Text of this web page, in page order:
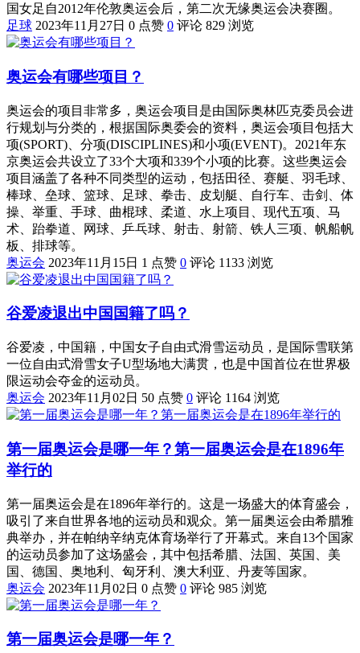
国女足自2012年伦敦奥运会后，第二次无缘奥运会决赛圈。
足球 2023年11月27日 0 点赞 0 评论 829 浏览
奥运会有哪些项目？
奥运会的项目非常多，奥运会项目是由国际奥林匹克委员会进
行规划与分类的，根据国际奥委会的资料，奥运会项目包括大
项(SPORT)、分项(DISCIPLINES)和小项(EVENT)。2021年东
京奥运会共设立了33个大项和339个小项的比赛。这些奥运会
项目涵盖了各种不同类型的运动，包括田径、赛艇、羽毛球、
棒球、垒球、篮球、足球、拳击、皮划艇、自行车、击剑、体
操、举重、手球、曲棍球、柔道、水上项目、现代五项、马
术、跆拳道、网球、乒乓球、射击、射箭、铁人三项、帆船帆
板、排球等。
奥运会 2023年11月15日 1 点赞 0 评论 1133 浏览
谷爱凌退出中国国籍了吗？
谷爱凌，中国籍，中国女子自由式滑雪运动员，是国际雪联第
一位自由式滑雪女子U型场地大满贯，也是中国首位在世界极
限运动会夺金的运动员。
奥运会 2023年11月02日 50 点赞 0 评论 1164 浏览
第一届奥运会是哪一年？第一届奥运会是在1896年
举行的
第一届奥运会是在1896年举行的。这是一场盛大的体育盛会，
吸引了来自世界各地的运动员和观众。第一届奥运会由希腊雅
典举办，并在帕纳辛纳克体育场举行了开幕式。来自13个国家
的运动员参加了这场盛会，其中包括希腊、法国、英国、美
国、德国、奥地利、匈牙利、澳大利亚、丹麦等国家。
奥运会 2023年11月02日 0 点赞 0 评论 985 浏览
第一届奥运会是哪一年？